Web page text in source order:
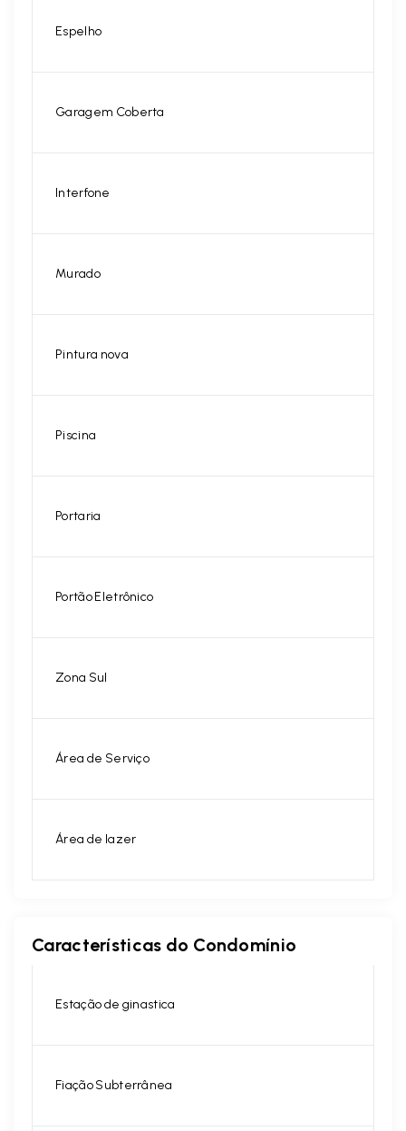
Espelho
Garagem Coberta
Interfone
Murado
Pintura nova
Piscina
Portaria
Portão Eletrônico
Zona Sul
Área de Serviço
Área de lazer
Características do Condomínio
Estação de ginastica
Fiação Subterrânea